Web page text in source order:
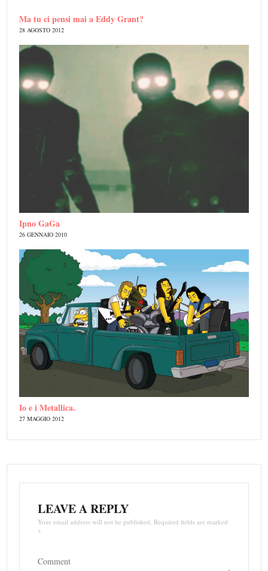
Ma tu ci pensi mai a Eddy Grant?
28 AGOSTO 2012
Ipno GaGa
26 GENNAIO 2010
Io e i Metallica.
27 MAGGIO 2012
LEAVE A REPLY
Your email address will not be published. Required fields are marked
*